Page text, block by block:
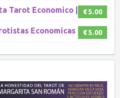
€ 5.00
Tarot Economico |
€ 5.00
Economicas